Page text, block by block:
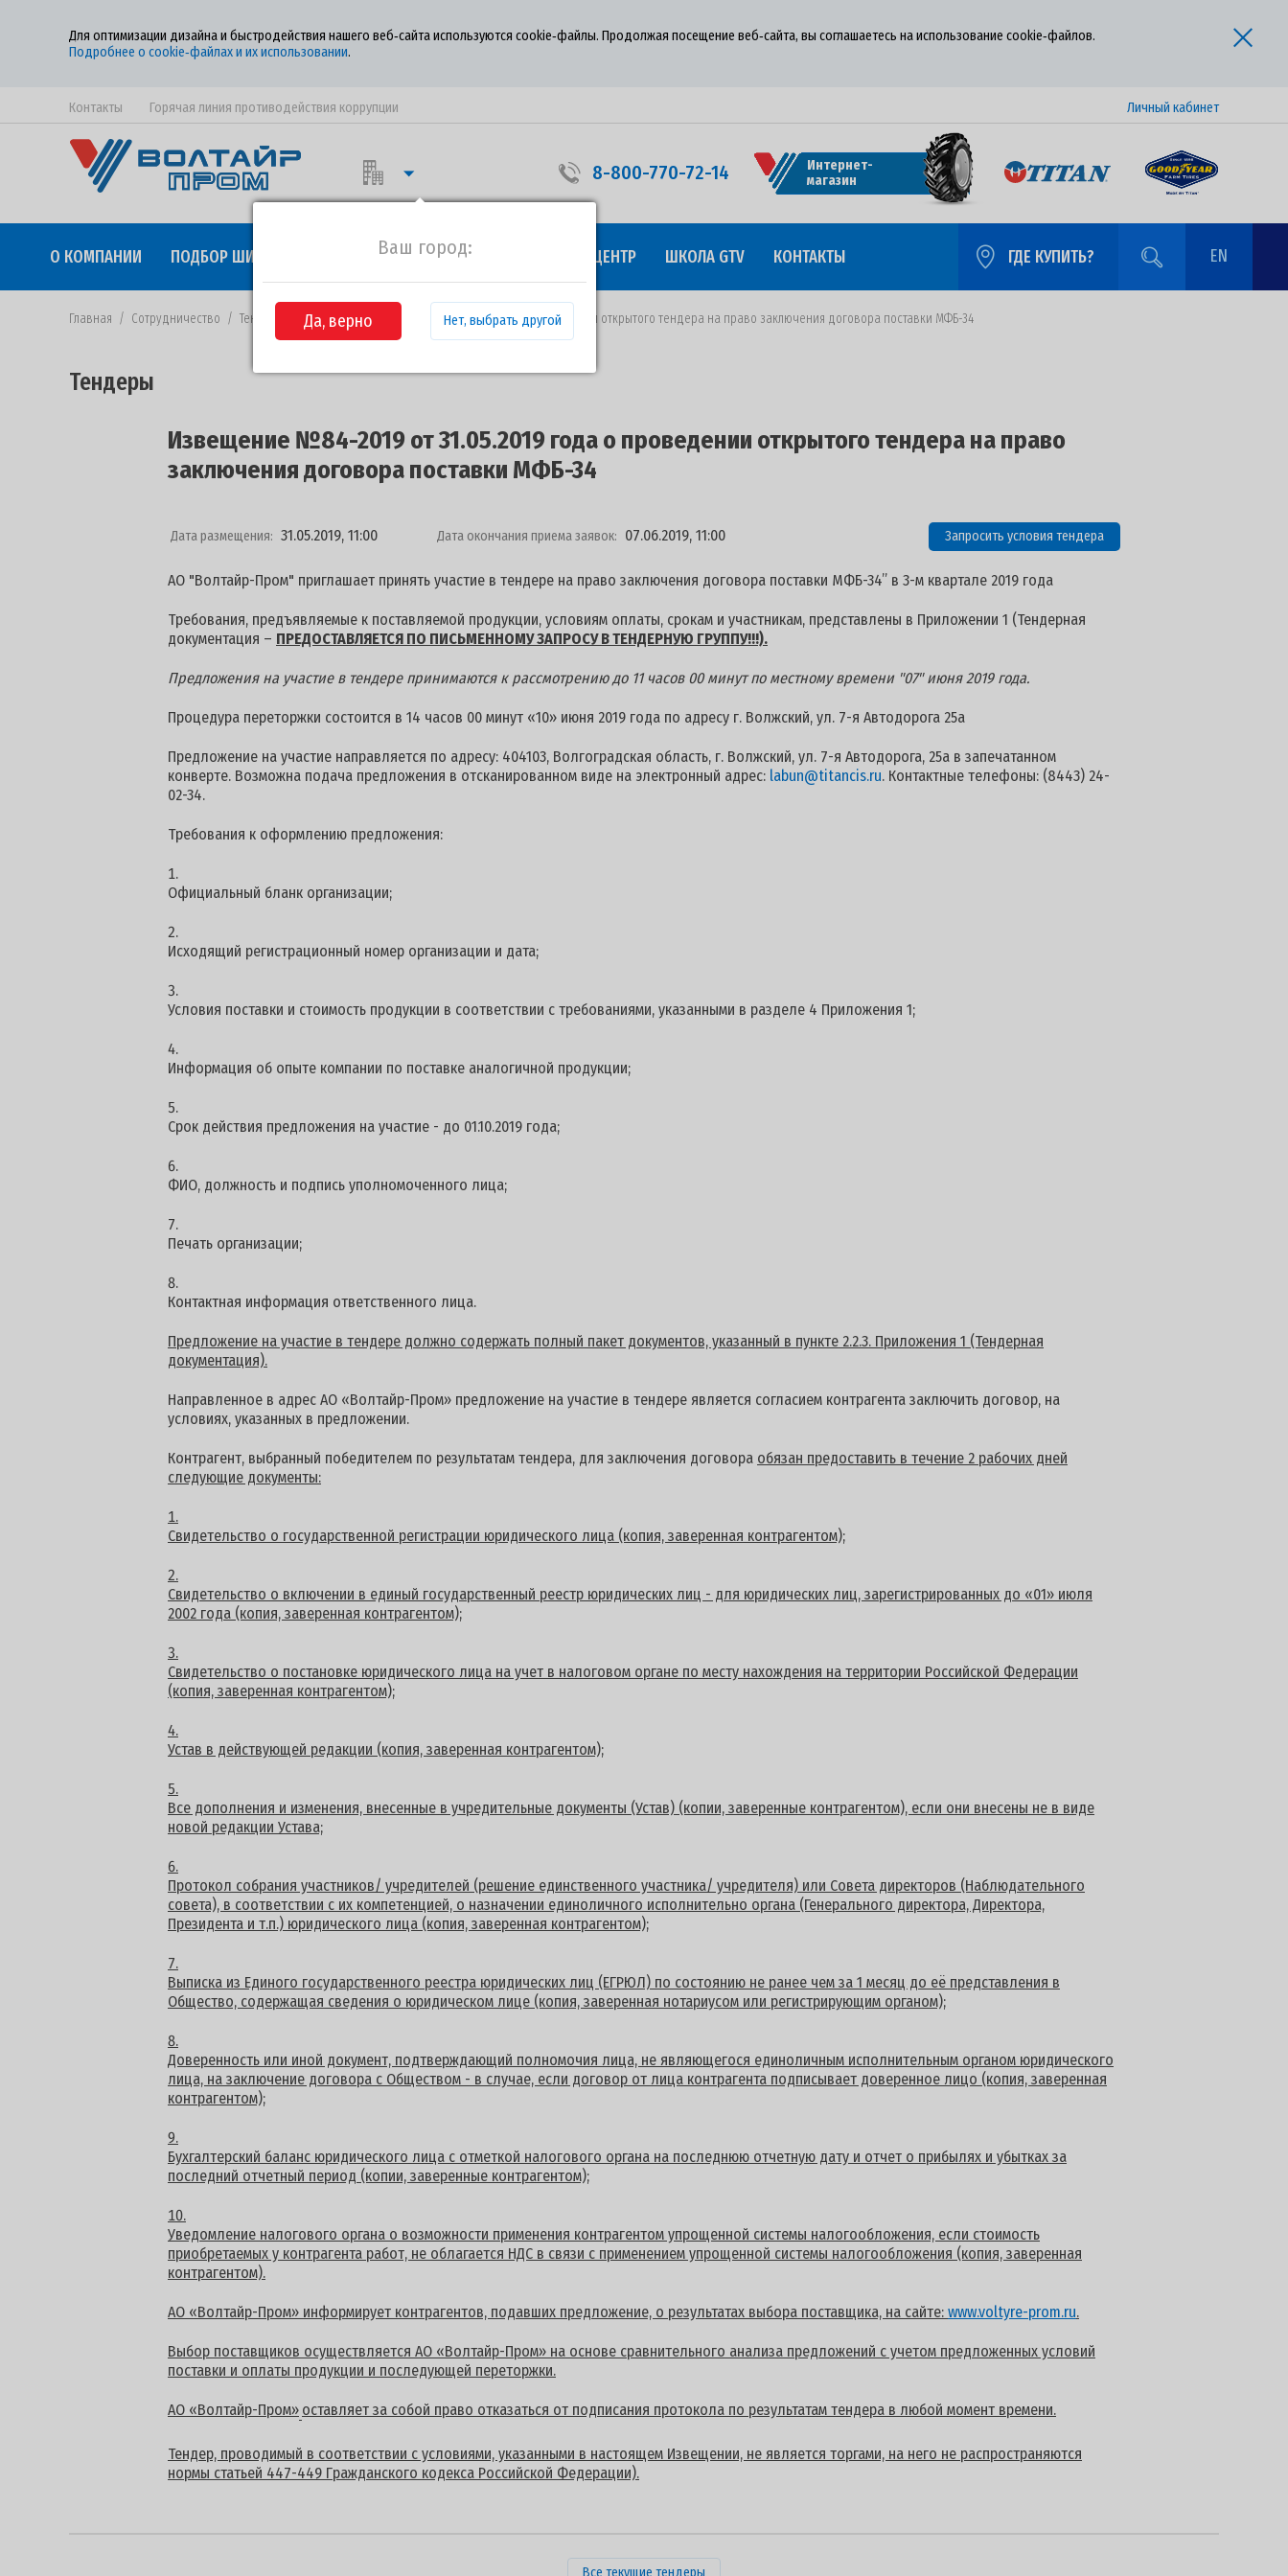
Для оптимизации дизайна и быстродействия нашего веб‑сайта используются cookie‑файлы. Продолжая посещение веб‑сайта, вы соглашаетесь на использование cookie‑файлов.
Подробнее о cookie‑файлах и их использовании.
Контакты Горячая линия противодействия коррупции Личный кабинет
Ваш город:
Да, верно Нет, выбрать другой
8-800-770-72-14
Интернет-
магазин
О КОМПАНИИ ПОДБОР ШИН СОТРУДНИЧЕСТВО ПРЕСС-ЦЕНТР ШКОЛА GTV КОНТАКТЫ ГДЕ КУПИТЬ? EN
Главная / Сотрудничество / Тендеры Извещение №84-2019 от 31.05.2019 года о проведении открытого тендера на право заключения договора поставки МФБ-34
Тендеры
Извещение №84-2019 от 31.05.2019 года о проведении открытого тендера на право
заключения договора поставки МФБ-34
Дата размещения: 31.05.2019, 11:00 Дата окончания приема заявок: 07.06.2019, 11:00 Запросить условия тендера
АО "Волтайр-Пром" приглашает принять участие в тендере на право заключения договора поставки МФБ-34” в 3-м квартале 2019 года
Требования, предъявляемые к поставляемой продукции, условиям оплаты, срокам и участникам, представлены в Приложении 1 (Тендерная
документация – ПРЕДОСТАВЛЯЕТСЯ ПО ПИСЬМЕННОМУ ЗАПРОСУ В ТЕНДЕРНУЮ ГРУППУ!!!).
Предложения на участие в тендере принимаются к рассмотрению до 11 часов 00 минут по местному времени "07" июня 2019 года.
Процедура переторжки состоится в 14 часов 00 минут «10» июня 2019 года по адресу г. Волжский, ул. 7-я Автодорога 25а
Предложение на участие направляется по адресу: 404103, Волгоградская область, г. Волжский, ул. 7-я Автодорога, 25а в запечатанном
конверте. Возможна подача предложения в отсканированном виде на электронный адрес: labun@titancis.ru. Контактные телефоны: (8443) 24-
02-34.
Требования к оформлению предложения:
Официальный бланк организации;
Исходящий регистрационный номер организации и дата;
Условия поставки и стоимость продукции в соответствии с требованиями, указанными в разделе 4 Приложения 1;
Информация об опыте компании по поставке аналогичной продукции;
Срок действия предложения на участие - до 01.10.2019 года;
ФИО, должность и подпись уполномоченного лица;
Печать организации;
Контактная информация ответственного лица.
Предложение на участие в тендере должно содержать полный пакет документов, указанный в пункте 2.2.3. Приложения 1 (Тендерная
документация).
Направленное в адрес АО «Волтайр-Пром» предложение на участие в тендере является согласием контрагента заключить договор, на
условиях, указанных в предложении.
Контрагент, выбранный победителем по результатам тендера, для заключения договора обязан предоставить в течение 2 рабочих дней
следующие документы:
Свидетельство о государственной регистрации юридического лица (копия, заверенная контрагентом);
Свидетельство о включении в единый государственный реестр юридических лиц - для юридических лиц, зарегистрированных до «01» июля
2002 года (копия, заверенная контрагентом);
Свидетельство о постановке юридического лица на учет в налоговом органе по месту нахождения на территории Российской Федерации
(копия, заверенная контрагентом);
Устав в действующей редакции (копия, заверенная контрагентом);
Все дополнения и изменения, внесенные в учредительные документы (Устав) (копии, заверенные контрагентом), если они внесены не в виде
новой редакции Устава;
Протокол собрания участников/ учредителей (решение единственного участника/ учредителя) или Совета директоров (Наблюдательного
совета), в соответствии с их компетенцией, о назначении единоличного исполнительно органа (Генерального директора, Директора,
Президента и т.п.) юридического лица (копия, заверенная контрагентом);
Выписка из Единого государственного реестра юридических лиц (ЕГРЮЛ) по состоянию не ранее чем за 1 месяц до её представления в
Общество, содержащая сведения о юридическом лице (копия, заверенная нотариусом или регистрирующим органом);
Доверенность или иной документ, подтверждающий полномочия лица, не являющегося единоличным исполнительным органом юридического
лица, на заключение договора с Обществом - в случае, если договор от лица контрагента подписывает доверенное лицо (копия, заверенная
контрагентом);
Бухгалтерский баланс юридического лица с отметкой налогового органа на последнюю отчетную дату и отчет о прибылях и убытках за
последний отчетный период (копии, заверенные контрагентом);
Уведомление налогового органа о возможности применения контрагентом упрощенной системы налогообложения, если стоимость
приобретаемых у контрагента работ, не облагается НДС в связи с применением упрощенной системы налогообложения (копия, заверенная
контрагентом).
АО «Волтайр-Пром» информирует контрагентов, подавших предложение, о результатах выбора поставщика, на сайте: www.voltyre-prom.ru.
Выбор поставщиков осуществляется АО «Волтайр-Пром» на основе сравнительного анализа предложений с учетом предложенных условий
поставки и оплаты продукции и последующей переторжки.
АО «Волтайр-Пром» оставляет за собой право отказаться от подписания протокола по результатам тендера в любой момент времени.
Тендер, проводимый в соответствии с условиями, указанными в настоящем Извещении, не является торгами, на него не распространяются
нормы статьей 447-449 Гражданского кодекса Российской Федерации).